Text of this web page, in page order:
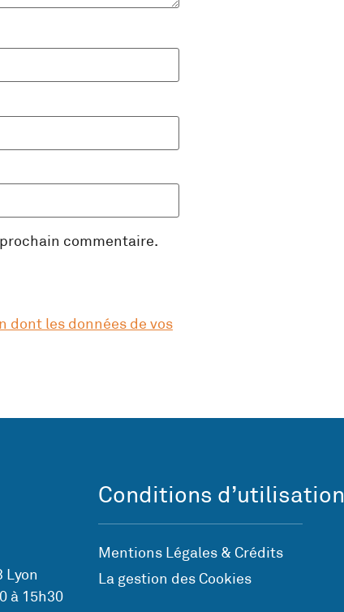
commentaire.
dont les données de vos
Lyon
à 15h30
Conditions d’utilisation
Mentions Légales & Crédits
La gestion des Cookies